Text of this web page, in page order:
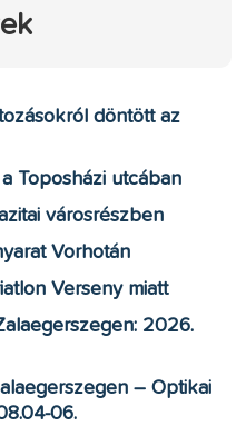
döntött az
Toposházi utcában
városrészben
Vorhotán
Verseny miatt
2026.
– Optikai
06.